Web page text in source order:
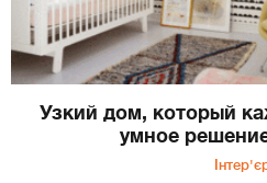
Узкий дом, который
умное